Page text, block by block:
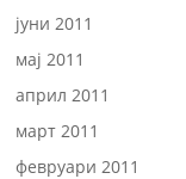
јуни 2011
мај 2011
април 2011
март 2011
февруари 2011